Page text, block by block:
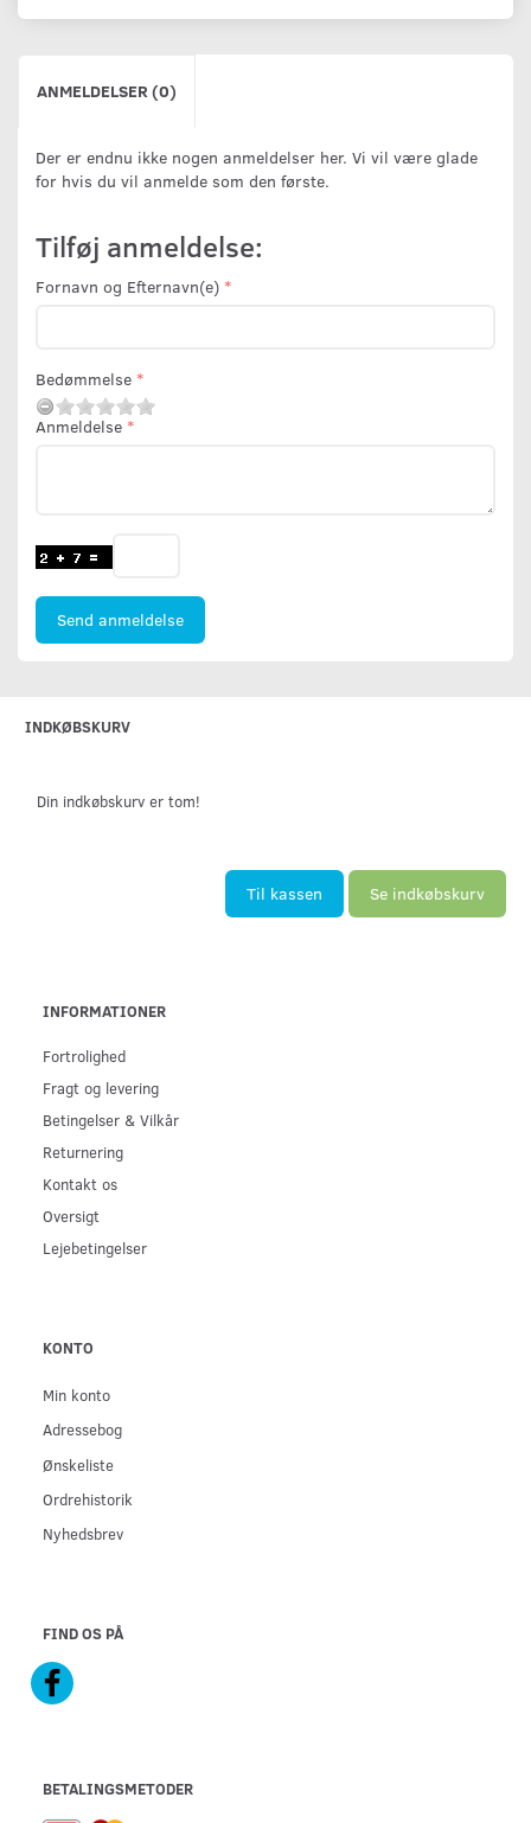
ANMELDELSER (0)
Der er endnu ikke nogen anmeldelser her. Vi vil være glade
for hvis du vil anmelde som den første.
Tilføj anmeldelse:
Fornavn og Efternavn(e)
Bedømmelse
Anmeldelse
Send anmeldelse
INDKØBSKURV
Din indkøbskurv er tom!
Til kassen Se indkøbskurv
INFORMATIONER
Fortrolighed
Fragt og levering
Betingelser & Vilkår
Returnering
Kontakt os
Oversigt
Lejebetingelser
KONTO
Min konto
Adressebog
Ønskeliste
Ordrehistorik
Nyhedsbrev
FIND OS PÅ
BETALINGSMETODER